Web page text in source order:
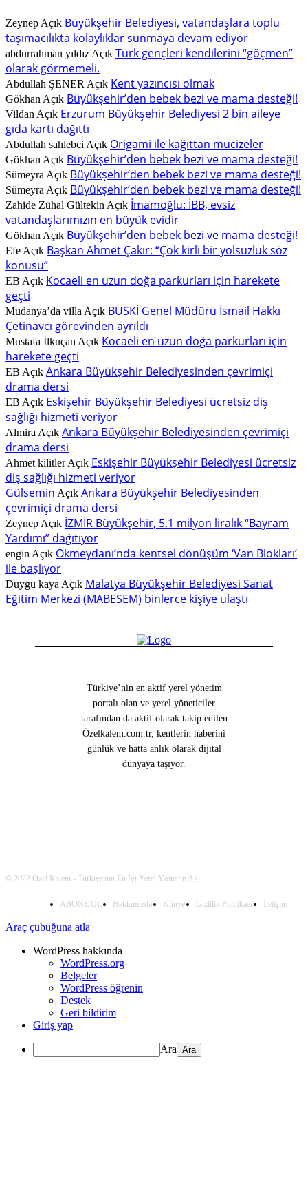
Zeynep Açık Büyükşehir Belediyesi, vatandaşlara toplu
taşımacılıkta kolaylıklar sunmaya devam ediyor
abdurrahman yıldız Açık Türk gençleri kendilerini “göçmen”
olarak görmemeli.
Abdullah ŞENER Açık Kent yazıncısı olmak
Gökhan Açık Büyükşehir’den bebek bezi ve mama desteği!
Vildan Açık Erzurum Büyükşehir Belediyesi 2 bin aileye
gıda kartı dağıttı
Abdullah sahlebci Açık Origami ile kağıttan mucizeler
Gökhan Açık Büyükşehir’den bebek bezi ve mama desteği!
Sümeyra Açık Büyükşehir’den bebek bezi ve mama desteği!
Sümeyra Açık Büyükşehir’den bebek bezi ve mama desteği!
Zahide Zühal Gültekin Açık İmamoğlu: İBB, evsiz
vatandaşlarımızın en büyük evidir
Gökhan Açık Büyükşehir’den bebek bezi ve mama desteği!
Efe Açık Başkan Ahmet Çakır: “Çok kirli bir yolsuzluk söz
konusu”
EB Açık Kocaeli en uzun doğa parkurları için harekete
geçti
Mudanya’da villa Açık BUSKİ Genel Müdürü İsmail Hakkı
Çetinavcı görevinden ayrıldı
Mustafa İlkuçan Açık Kocaeli en uzun doğa parkurları için
harekete geçti
EB Açık Ankara Büyükşehir Belediyesinden çevrimiçi
drama dersi
EB Açık Eskişehir Büyükşehir Belediyesi ücretsiz diş
sağlığı hizmeti veriyor
Almira Açık Ankara Büyükşehir Belediyesinden çevrimiçi
drama dersi
Ahmet kilitlerAçık Eskişehir Büyükşehir Belediyesi ücretsiz
diş sağlığı hizmeti veriyor
Gülsemin Açık Ankara Büyükşehir Belediyesinden
çevrimiçi drama dersi
Zeynep Açık İZMİR Büyükşehir, 5.1 milyon liralık “Bayram
Yardımı” dağıtıyor
engin Açık Okmeydanı’nda kentsel dönüşüm ‘Van Blokları’
ile başlıyor
Duygu kaya Açık Malatya Büyükşehir Belediyesi Sanat
Eğitim Merkezi (MABESEM) binlerce kişiye ulaştı
Türkiye’nin en aktif yerel yönetim
portalı olan ve yerel yöneticiler
tarafından da aktif olarak takip edilen
Özelkalem.com.tr, kentlerin haberini
günlük ve hatta anlık olarak dijital
dünyaya taşıyor.
© 2022 Özel Kalem - Türkiye'nin En İyi Yerel Yönetim Ağı
ABONE OL Hakkımızda Künye Gizlilik Politikası İletişim
Araç çubuğuna atla
WordPress hakkında
WordPress.org
Belgeler
WordPress öğrenin
Destek
Geri bildirim
Giriş yap
Ara